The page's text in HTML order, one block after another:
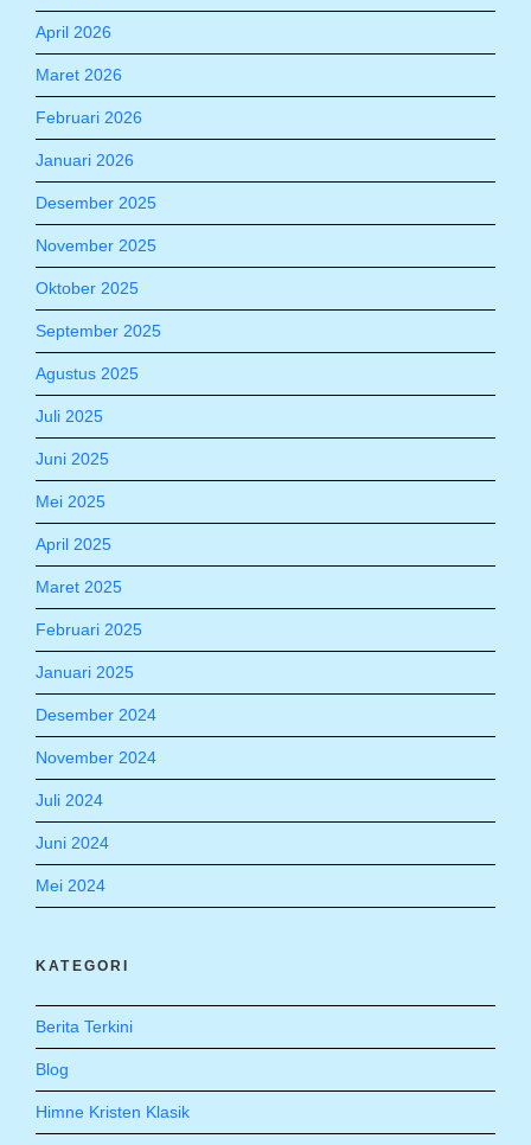
April 2026
Maret 2026
Februari 2026
Januari 2026
Desember 2025
November 2025
Oktober 2025
September 2025
Agustus 2025
Juli 2025
Juni 2025
Mei 2025
April 2025
Maret 2025
Februari 2025
Januari 2025
Desember 2024
November 2024
Juli 2024
Juni 2024
Mei 2024
KATEGORI
Berita Terkini
Blog
Himne Kristen Klasik